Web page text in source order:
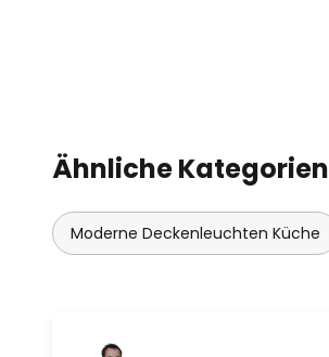
Ähnliche Kategorien
Moderne Deckenleuchten Küche